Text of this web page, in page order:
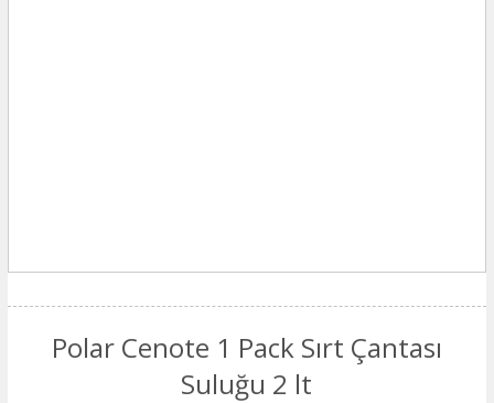
Polar Cenote 1 Pack Sırt Çantası
Suluğu 2 lt